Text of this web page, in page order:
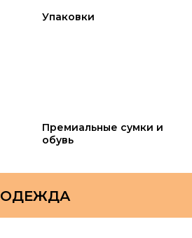
Упаковки
Премиальные сумки и
обувь
ОДЕЖДА